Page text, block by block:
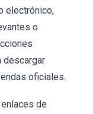
electrónico,
o
descargar
oficiales.
de